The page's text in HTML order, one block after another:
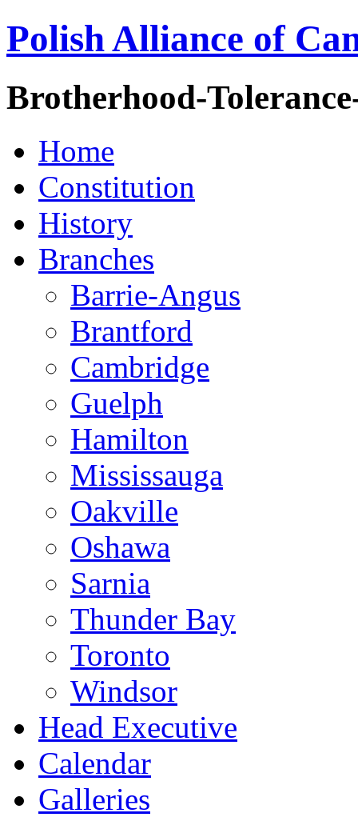
Polish Alliance of
Brotherhood-
Home
Constitution
History
Branches
Barrie-Angus
Brantford
Cambridge
Guelph
Hamilton
Mississauga
Oakville
Oshawa
Sarnia
Thunder Bay
Toronto
Windsor
Head Executive
Calendar
Galleries